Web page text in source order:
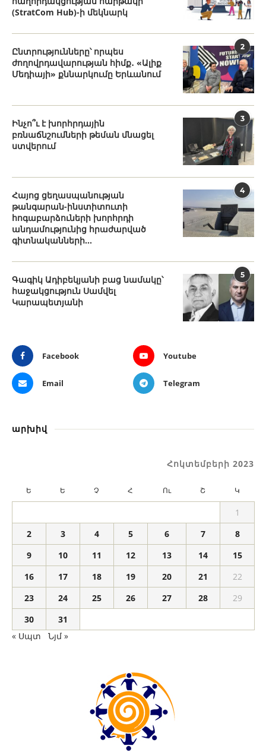
(StratCom Hub)-ի մեկնարկ
2
Ընտրությունները՝ որպես
ժողովրդավարության հիմք․ «Ալիք
Մեդիայի» քննարկումը Երևանում
3
Ինչո՞ւ է խորհրդային
բռնաճնշումների թեման մնացել
ստվերում
4
Հայոց ցեղասպանության
թանգարան-ինստիտուտի
հոգաբարձուների խորհրդի
անդամությունից հրաժարված
գիտնականների...
5
Գագիկ Ադիբեկյանի բաց նամակը՝
հաջակցություն Սամվել
Կարապետյանի
Facebook Youtube
Email Telegram
արխիվ
Հոկտեմբերի 2023
Ե Ե Չ Հ Ու Շ Կ
1
2
3 4 5 6 7
8
9
10 11 12 13 14
15
16
17 18 19 20 21
22
23
24 25 26 27 28
29
30
31
« Սպտ
Նյմ »